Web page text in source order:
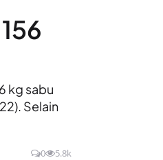
kg sabu
Selain
0 5.8k